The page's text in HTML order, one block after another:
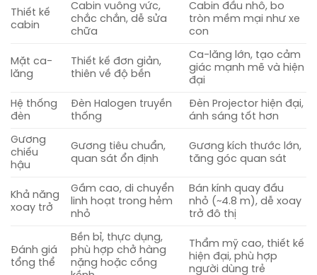
Thiết kế
cabin
Cabin vuông vức,
chắc chắn, dễ sửa
chữa
Cabin đầu nhô, bo
tròn mềm mại như xe
con
Mặt ca-
lăng
Thiết kế đơn giản,
thiên về độ bền
Ca-lăng lớn, tạo cảm
giác mạnh mẽ và hiện
đại
Hệ thống
đèn
Đèn Halogen truyền
thống
Đèn Projector hiện đại,
ánh sáng tốt hơn
Gương
chiếu
hậu
Gương tiêu chuẩn,
quan sát ổn định
Gương kích thước lớn,
tăng góc quan sát
Khả năng
xoay trở
Gầm cao, di chuyển
linh hoạt trong hẻm
nhỏ
Bán kính quay đầu
nhỏ (~4.8 m), dễ xoay
trở đô thị
Đánh giá
tổng thể
Bền bỉ, thực dụng,
phù hợp chở hàng
nặng hoặc cồng
Thẩm mỹ cao, thiết kế
hiện đại, phù hợp
người dùng trẻ